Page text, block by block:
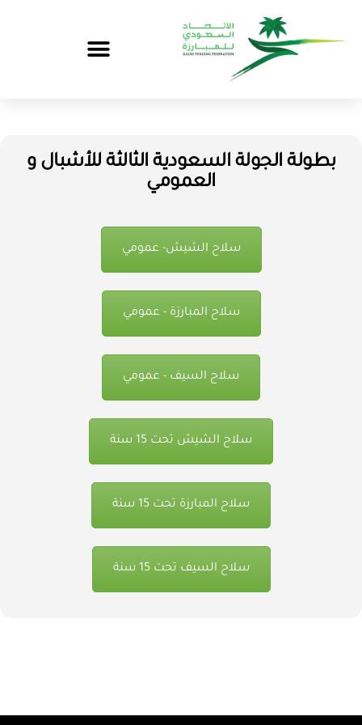
بطولة الجولة السعودية الثالثة للأشبال و
العمومي
سلاح الشيش- عمومي
سلاح المبارزة - عمومي
سلاح السيف - عمومي
سلاح الشيش تحت 15 سنة
سلاح المبارزة تحت 15 سنة
سلاح السيف تحت 15 سنة